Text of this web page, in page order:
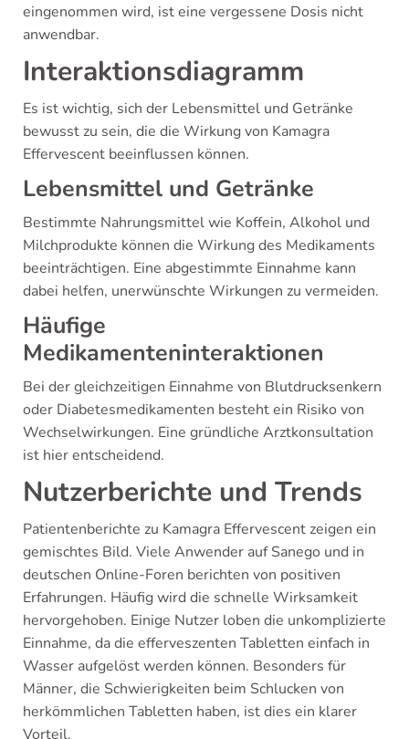
eingenommen wird, ist eine vergessene Dosis nicht
anwendbar.
Interaktionsdiagramm
Es ist wichtig, sich der Lebensmittel und Getränke
bewusst zu sein, die die Wirkung von Kamagra
Effervescent beeinflussen können.
Lebensmittel und Getränke
Bestimmte Nahrungsmittel wie Koffein, Alkohol und
Milchprodukte können die Wirkung des Medikaments
beeinträchtigen. Eine abgestimmte Einnahme kann
dabei helfen, unerwünschte Wirkungen zu vermeiden.
Häufige
Medikamenteninteraktionen
Bei der gleichzeitigen Einnahme von Blutdrucksenkern
oder Diabetesmedikamenten besteht ein Risiko von
Wechselwirkungen. Eine gründliche Arztkonsultation
ist hier entscheidend.
Nutzerberichte und Trends
Patientenberichte zu Kamagra Effervescent zeigen ein
gemischtes Bild. Viele Anwender auf Sanego und in
deutschen Online-Foren berichten von positiven
Erfahrungen. Häufig wird die schnelle Wirksamkeit
hervorgehoben. Einige Nutzer loben die unkomplizierte
Einnahme, da die efferveszenten Tabletten einfach in
Wasser aufgelöst werden können. Besonders für
Männer, die Schwierigkeiten beim Schlucken von
herkömmlichen Tabletten haben, ist dies ein klarer
Vorteil.